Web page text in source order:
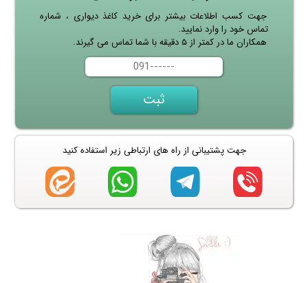
جهت کسب اطلاعات بیشتر برای خرید کاغذ دیواری ، شماره
تماس خود را وارد نمایید.
همکاران ما در کمتر از ۵ دقیقه با شما تماس می گیرند.
جهت پشتیبانی از راه های ارتباطی زیر استفاده کنید